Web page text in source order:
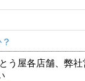
う屋各店舗、弊